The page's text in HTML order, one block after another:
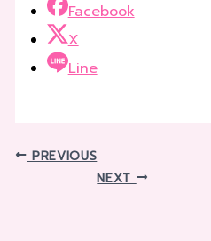
Facebook
X
Line
PREVIOUS
NEXT